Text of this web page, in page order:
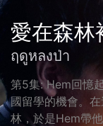
愛在森林
ฤดูหลงป่า
第5集: Hem回憶
國留學的機會。
林，於是Hem帶